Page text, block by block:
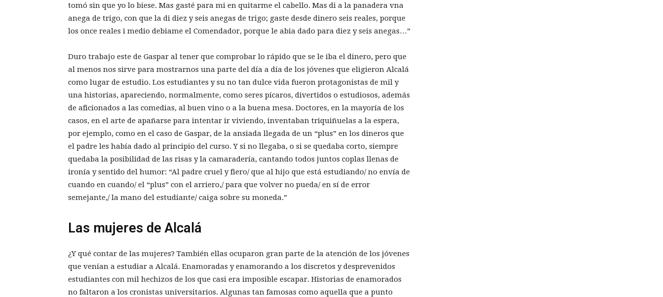
tomó sin que yo lo biese. Mas gasté para mi en quitarme el cabello. Mas di a la panadera vna
anega de trigo, con que la di diez y seis anegas de trigo; gaste desde dinero seis reales, porque
los once reales i medio debiame el Comendador, porque le abia dado para diez y seis anegas…”
Duro trabajo este de Gaspar al tener que comprobar lo rápido que se le iba el dinero, pero que
al menos nos sirve para mostrarnos una parte del día a día de los jóvenes que eligieron Alcalá
como lugar de estudio. Los estudiantes y su no tan dulce vida fueron protagonistas de mil y
una historias, apareciendo, normalmente, como seres pícaros, divertidos o estudiosos, además
de aficionados a las comedias, al buen vino o a la buena mesa. Doctores, en la mayoría de los
casos, en el arte de apañarse para intentar ir viviendo, inventaban triquiñuelas a la espera,
por ejemplo, como en el caso de Gaspar, de la ansiada llegada de un “plus” en los dineros que
el padre les había dado al principio del curso. Y si no llegaba, o si se quedaba corto, siempre
quedaba la posibilidad de las risas y la camaradería, cantando todos juntos coplas llenas de
ironía y sentido del humor: “Al padre cruel y fiero/ que al hijo que está estudiando/ no envía de
cuando en cuando/ el “plus” con el arriero,/ para que volver no pueda/ en sí de error
semejante,/ la mano del estudiante/ caiga sobre su moneda.”
Las mujeres de Alcalá
¿Y qué contar de las mujeres? También ellas ocuparon gran parte de la atención de los jóvenes
que venían a estudiar a Alcalá. Enamoradas y enamorando a los discretos y desprevenidos
estudiantes con mil hechizos de los que casi era imposible escapar. Historias de enamorados
no faltaron a los cronistas universitarios. Algunas tan famosas como aquella que a punto